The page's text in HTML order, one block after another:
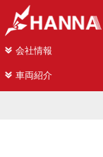
会社情報
車両紹介